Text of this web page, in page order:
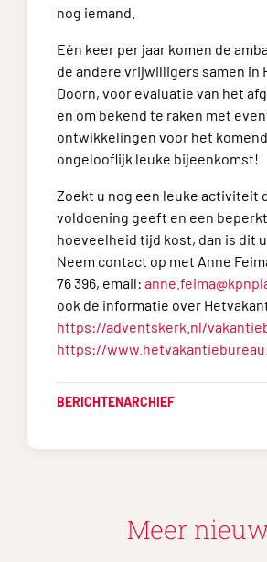
nog iemand.
Eén keer per jaar komen de
de andere vrijwilligers samen in
Doorn, voor evaluatie van het
en om bekend te raken met
ontwikkelingen voor het
ongelooflijk leuke bijeenkomst!
Zoekt u nog een leuke activiteit
voldoening geeft en een
hoeveelheid tijd kost, dan is dit
Neem contact op met Anne
76 396, email:
ook de informatie over
https://adventskerk.nl/
https://
BERICHTENARCHIEF
Meer